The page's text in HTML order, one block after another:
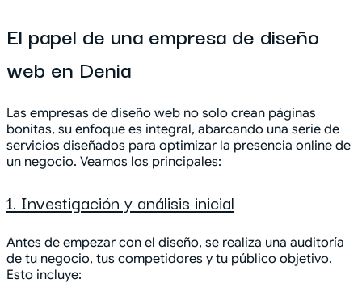
El papel de una empresa de diseño
web en Denia
Las empresas de diseño web no solo crean páginas
bonitas, su enfoque es integral, abarcando una serie de
servicios diseñados para optimizar la presencia online de
un negocio. Veamos los principales:
1. Investigación y análisis inicial
Antes de empezar con el diseño, se realiza una auditoría
de tu negocio, tus competidores y tu público objetivo.
Esto incluye: